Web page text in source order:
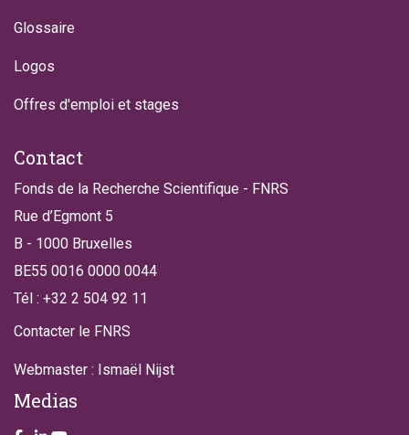
Glossaire
Logos
Offres d'emploi et stages
Contact
Fonds de la Recherche Scientifique - FNRS
Rue d’Egmont 5
B - 1000 Bruxelles
BE55 0016 0000 0044
Tél : +32 2 504 92 11
Contacter le FNRS
Webmaster : Ismaël Nijst
Medias